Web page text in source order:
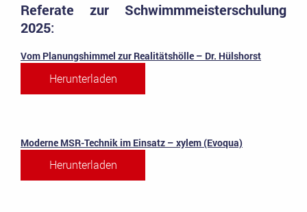
Referate zur Schwimmmeisterschulung
2025:
Vom Planungshimmel zur Realitätshölle – Dr. Hülshorst
Herunterladen
Moderne MSR-Technik im Einsatz – xylem (Evoqua)
Herunterladen